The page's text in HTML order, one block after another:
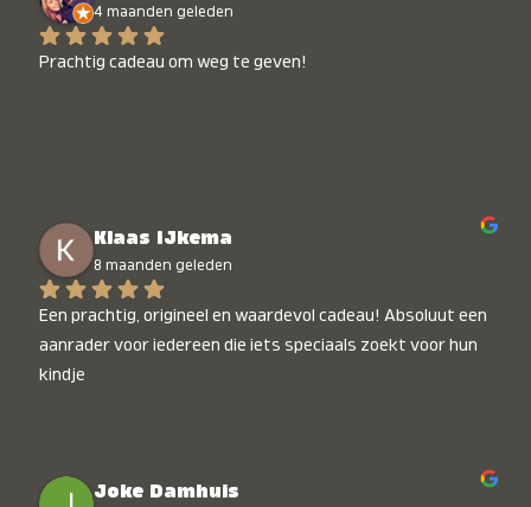
4 maanden geleden
Prachtig cadeau om weg te geven!
Klaas IJkema
8 maanden geleden
Een prachtig, origineel en waardevol cadeau! Absoluut een
aanrader voor iedereen die iets speciaals zoekt voor hun
kindje
Joke Damhuis